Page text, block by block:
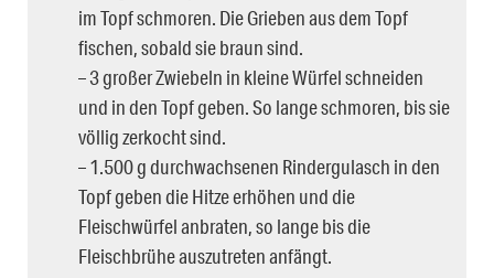
im Topf schmoren. Die Grieben aus dem Topf
fischen, sobald sie braun sind.
– 3 großer Zwiebeln in kleine Würfel schneiden
und in den Topf geben. So lange schmoren, bis sie
völlig zerkocht sind.
– 1.500 g durchwachsenen Rindergulasch in den
Topf geben die Hitze erhöhen und die
Fleischwürfel anbraten, so lange bis die
Fleischbrühe auszutreten anfängt.